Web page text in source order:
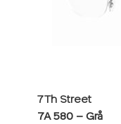
7Th Street
7A 580 – Grå